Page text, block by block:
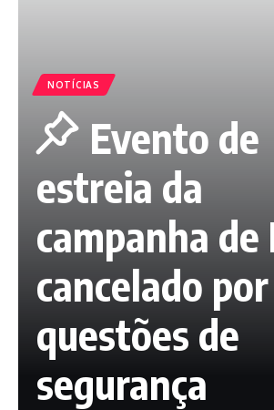
NOTÍCIAS
Evento de
estreia da
campanha de
cancelado por
questões de
segurança